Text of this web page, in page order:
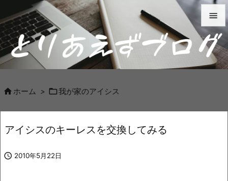


メニュ

 ホーム > 我が家のアイシス
アイシスのキーレスを交換してみる
 2010年5月22日